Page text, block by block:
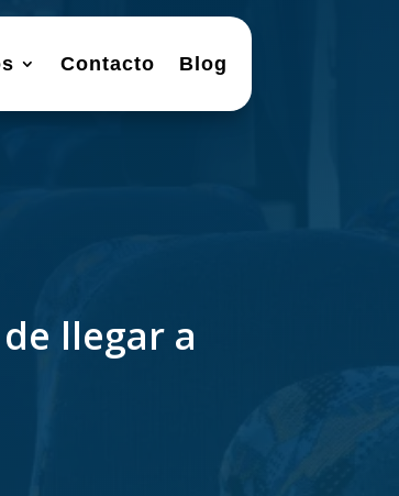
Contacto Blog
llegar a